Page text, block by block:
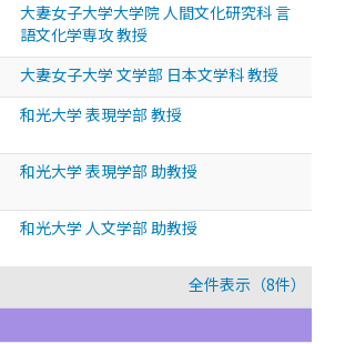
大妻女子大学大学院 人間文化研究科 言
語文化学専攻 教授
大妻女子大学 文学部 日本文学科 教授
和光大学 表現学部 教授
和光大学 表現学部 助教授
和光大学 人文学部 助教授
全件表示（8件）